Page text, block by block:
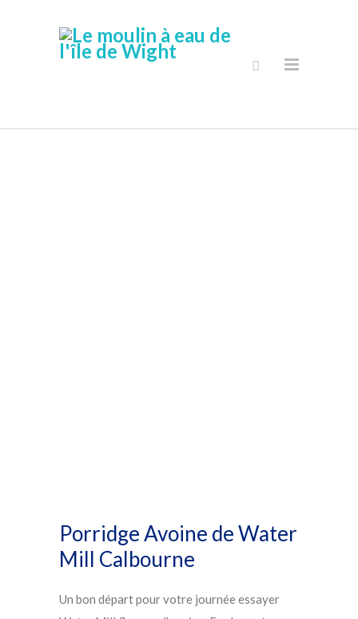
Porridge Avoine de Water
Mill Calbourne
Un bon départ pour votre journée essayer